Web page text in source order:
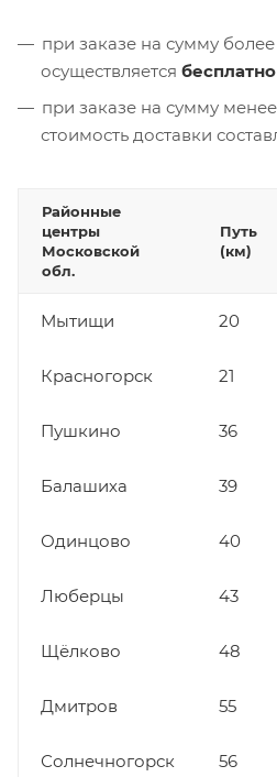
при заказе на сумму более
осуществляется бесплатно
при заказе на сумму менее
стоимость доставки
Районные
центры
Московской
обл.
Путь
(км)
Мытищи 20
Красногорск 21
Пушкино 36
Балашиха 39
Одинцово 40
Люберцы 43
Щёлково 48
Дмитров 55
Солнечногорск 56